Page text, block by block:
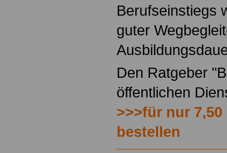
Berufseinstiegs
guter
Den Ratgeber
öffentlichen
>>>für nur
bestellen